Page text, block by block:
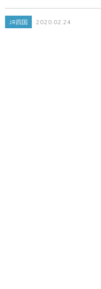
JR四国 2020.02.24